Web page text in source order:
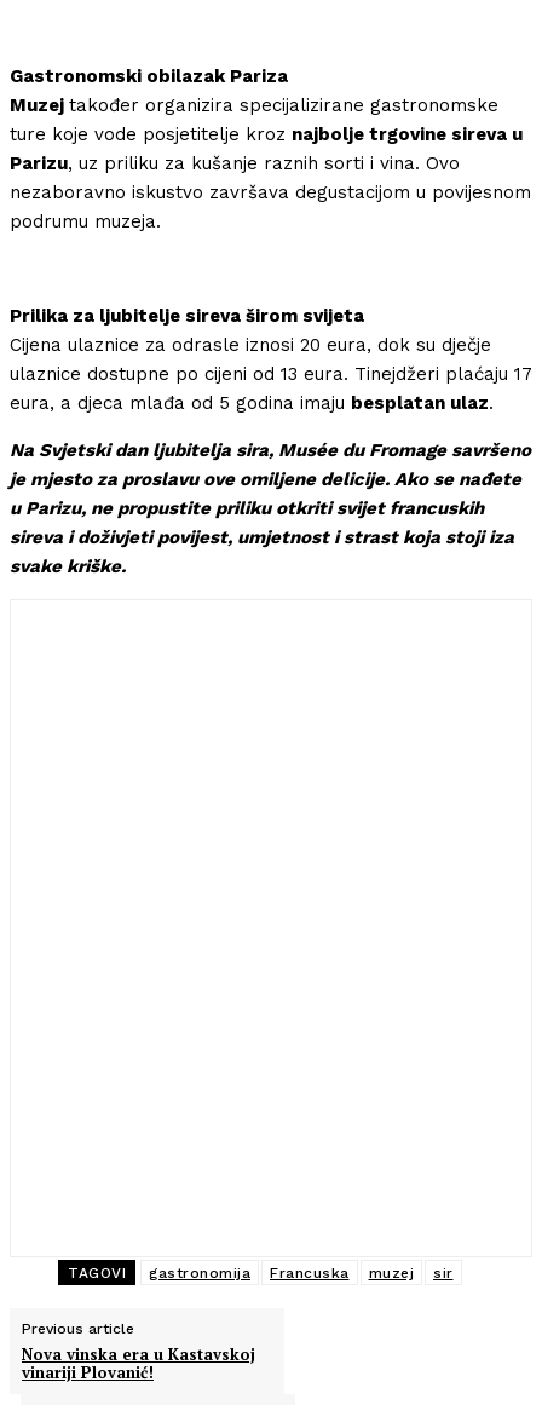
Gastronomski obilazak Pariza
Muzej također organizira specijalizirane gastronomske
ture koje vode posjetitelje kroz najbolje trgovine sireva u
Parizu, uz priliku za kušanje raznih sorti i vina. Ovo
nezaboravno iskustvo završava degustacijom u povijesnom
podrumu muzeja.
Prilika za ljubitelje sireva širom svijeta
Cijena ulaznice za odrasle iznosi 20 eura, dok su dječje
ulaznice dostupne po cijeni od 13 eura. Tinejdžeri plaćaju 17
eura, a djeca mlađa od 5 godina imaju besplatan ulaz.
Na Svjetski dan ljubitelja sira, Musée du Fromage savršeno
je mjesto za proslavu ove omiljene delicije. Ako se nađete
u Parizu, ne propustite priliku otkriti svijet francuskih
sireva i doživjeti povijest, umjetnost i strast koja stoji iza
svake kriške.
TAGOVI gastronomija Francuska muzej sir
Previous article
Nova vinska era u Kastavskoj
vinariji Plovanić!